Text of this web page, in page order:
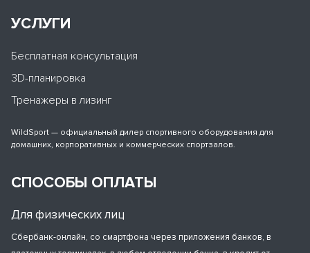
УСЛУГИ
Бесплатная консультация
3D-планировка
Тренажеры в лизинг
WildSport — официальный дилер спортивного оборудования для
домашних, корпоративных и коммерческих спортзалов.
СПОСОБЫ ОПЛАТЫ
Для физических лиц
Сбербанк-онлайн, со смартфона через приложения банков, в